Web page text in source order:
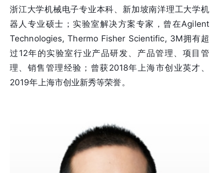
浙江大学机械电子专业本科、新加坡南洋理工大学机
器人专业硕士；实验室解决方案专家，曾在Agilent
Technologies, Thermo Fisher Scientific, 3M拥有超
过12年的实验室行业产品研发、产品管理、项目管
理、销售管理经验；曾获2018年上海市创业英才、
2019年上海市创业新秀等荣誉。